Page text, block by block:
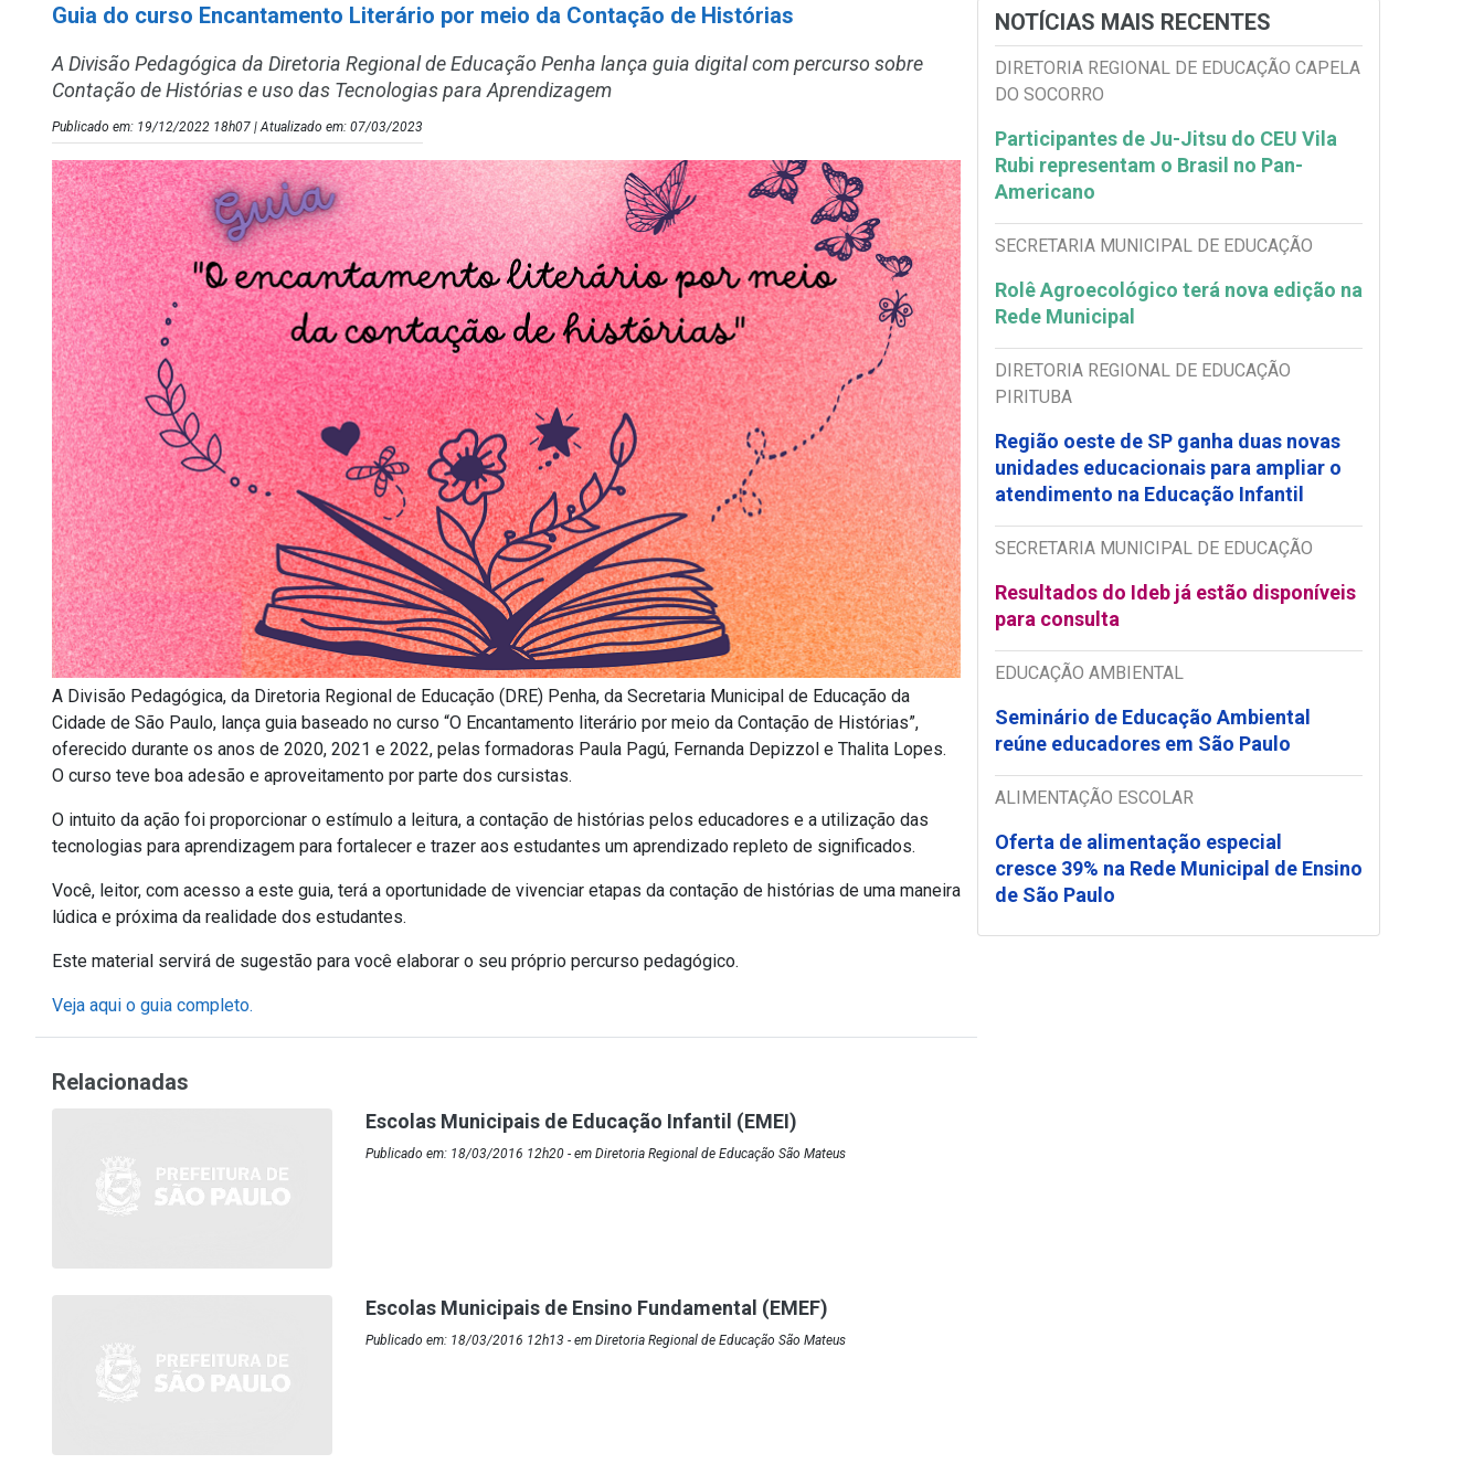
Guia do curso Encantamento Literário por meio da Contação de Histórias
A Divisão Pedagógica da Diretoria Regional de Educação Penha lança guia digital com percurso sobre
Contação de Histórias e uso das Tecnologias para Aprendizagem
Publicado em: 19/12/2022 18h07 | Atualizado em: 07/03/2023
A Divisão Pedagógica, da Diretoria Regional de Educação (DRE) Penha, da Secretaria Municipal de Educação da
Cidade de São Paulo, lança guia baseado no curso “O Encantamento literário por meio da Contação de Histórias”,
oferecido durante os anos de 2020, 2021 e 2022, pelas formadoras Paula Pagú, Fernanda Depizzol e Thalita Lopes.
O curso teve boa adesão e aproveitamento por parte dos cursistas.
O intuito da ação foi proporcionar o estímulo a leitura, a contação de histórias pelos educadores e a utilização das
tecnologias para aprendizagem para fortalecer e trazer aos estudantes um aprendizado repleto de significados.
Você, leitor, com acesso a este guia, terá a oportunidade de vivenciar etapas da contação de histórias de uma maneira
lúdica e próxima da realidade dos estudantes.
Este material servirá de sugestão para você elaborar o seu próprio percurso pedagógico.
Veja aqui o guia completo.
NOTÍCIAS MAIS RECENTES
DIRETORIA REGIONAL DE EDUCAÇÃO CAPELA
DO SOCORRO
Participantes de Ju-Jitsu do CEU Vila
Rubi representam o Brasil no Pan-
Americano
SECRETARIA MUNICIPAL DE EDUCAÇÃO
Rolê Agroecológico terá nova edição na
Rede Municipal
DIRETORIA REGIONAL DE EDUCAÇÃO
PIRITUBA
Região oeste de SP ganha duas novas
unidades educacionais para ampliar o
atendimento na Educação Infantil
SECRETARIA MUNICIPAL DE EDUCAÇÃO
Resultados do Ideb já estão disponíveis
para consulta
EDUCAÇÃO AMBIENTAL
Seminário de Educação Ambiental
reúne educadores em São Paulo
ALIMENTAÇÃO ESCOLAR
Oferta de alimentação especial
cresce 39% na Rede Municipal de Ensino
de São Paulo
Relacionadas
Escolas Municipais de Educação Infantil (EMEI)
Publicado em: 18/03/2016 12h20 - em Diretoria Regional de Educação São Mateus
Escolas Municipais de Ensino Fundamental (EMEF)
Publicado em: 18/03/2016 12h13 - em Diretoria Regional de Educação São Mateus